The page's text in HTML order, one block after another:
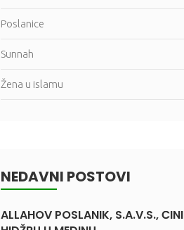
Poslanice
Sunnah
Žena u islamu
NEDAVNI POSTOVI
ALLAHOV POSLANIK, S.A.V.S., ČINI